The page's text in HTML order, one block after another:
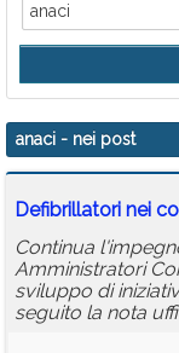
Eventi
Info Utili
Rubriche
Calendario
Annunci
anaci - nei post
Defibrillatori nei
Continua
Amministratori
sviluppo di
seguito la nota